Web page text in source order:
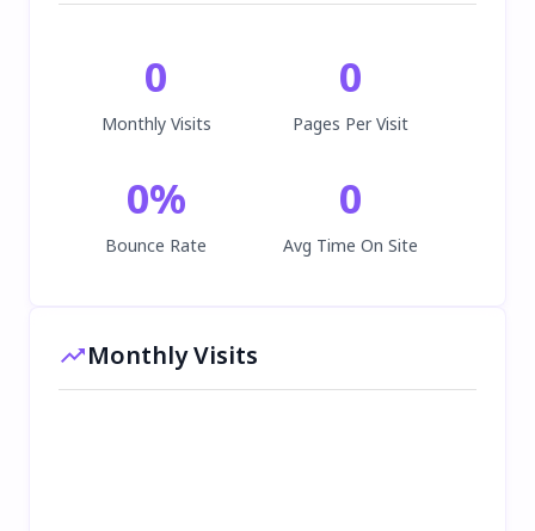
0
Monthly Visits
0
Pages Per Visit
0%
Bounce Rate
0
Avg Time On Site
Monthly Visits